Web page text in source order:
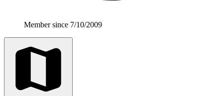
Member since 7/10/2009